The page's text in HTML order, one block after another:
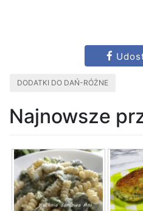
DODATKI DO DAŃ-RÓŻNE
Najnowsze